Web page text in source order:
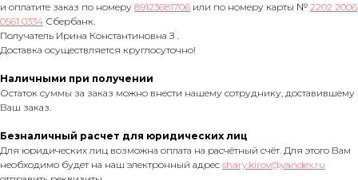
и оплатите заказ по номеру 89123681706 или по номеру карты № 2202 2006
0561 0334 Сбербанк.
Получатель Ирина Константиновна З .
Доставка осуществляется круглосуточно!
Наличными при получении
Остаток суммы за заказ можно внести нашему сотруднику, доставившему
Ваш заказ.
Безналичный расчет для юридических лиц
Для юридических лиц возможна оплата на расчётный счёт. Для этого Вам
необходимо будет на наш электронный адрес shary.kirov@yandex.ru